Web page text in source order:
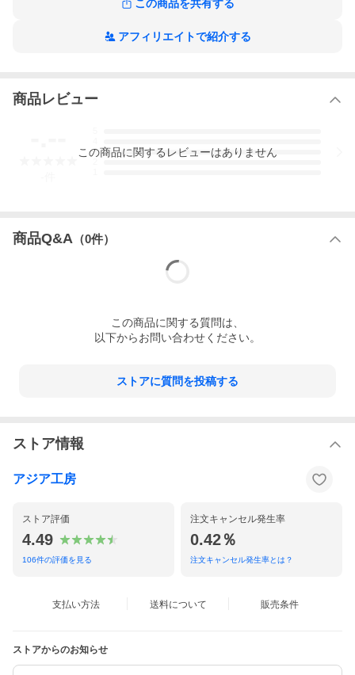
▲アジアン食器＆カトラリーはこちら
この商品を共有する
アフィリエイトで紹介する
商品レビュー
3
この商品に関するレビューはありません
商品Q&A （0件）
この商品に関する質問は、
以下からお問い合わせください。
ストアに質問を投稿する
ストア情報
アジア工房
ストア評価
4.49
106件の評価を見る
注文キャンセル発生率
0.42％
注文キャンセル発生率とは？
支払い方法 送料について 販売条件
ストアからのお知らせ